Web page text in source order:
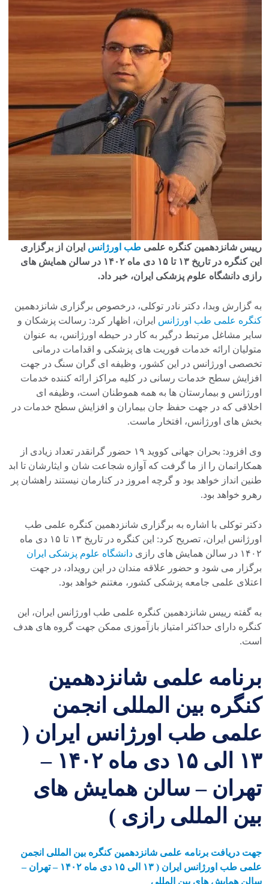
رییس شانزدهمین کنگره علمی طب اورژانس ایران از برگزاری
این کنگره در تاریخ ۱۳ تا ۱۵ دی ماه ۱۴۰۲ در سالن همایش های
رازی دانشگاه علوم پزشکی ایران، خبر داد.
به گزارش وبدا، دکتر نادر توکلی، درخصوص برگزاری شانزدهمین
کنگره علمی طب اورژانس ایران، اظهار کرد: رسالت پزشکان و
سایر مشاغل مرتبط درگیر به کار در حیطه اورژانس، به عنوان
متولیان ارائه خدمات فوریت های پزشکی و اقدامات درمانی
تخصصی اورژانس در این کشور، وظیفه ای گران سنگ در جهت
افزایش سطح خدمات رسانی در کلیه مراکز ارائه کننده خدمات
اورژانس و بیمارستان ها به همه هموطنان است، وظیفه ای
اخلاقی که در جهت حفظ جان بیماران و افزایش سطح خدمات در
بخش های اورژانس، افتخار ماست.
وی افزود: بحران جهانی کووید ۱۹ حضور گرانقدر تعداد زیادی از
همکارانمان را از ما گرفت که آوازه شجاعت شان و ایثارشان تا ابد
طنین انداز خواهد بود و گرچه امروز در کنارمان نیستند راهشان پر
رهرو خواهد بود.
دکتر توکلی با اشاره به برگزاری شانزدهمین کنگره علمی طب
اورژانس ایران، تصریح کرد: این کنگره در تاریخ ۱۳ تا ۱۵ دی ماه
۱۴۰۲ در سالن همایش های رازی
دانشگاه علوم پزشکی ایران
برگزار می شود و حضور علاقه مندان در این رویداد، در جهت
اعتلای علمی جامعه پزشکی کشور، مغتنم خواهد بود.
به گفته رییس شانزدهمین کنگره علمی طب اورژانس ایران، این
کنگره دارای حداکثر امتیاز بازآموزی ممکن جهت گروه های هدف
است.
برنامه علمی شانزدهمین
کنگره بین المللی انجمن
علمی طب اورژانس ایران (
۱۳ الی ۱۵ دی ماه ۱۴۰۲ –
تهران – سالن همایش های
بین المللی رازی )
جهت دریافت برنامه علمی شانزدهمین کنگره بین المللی انجمن
علمی طب اورژانس ایران ( ۱۳ الی ۱۵ دی ماه ۱۴۰۲ – تهران –
سالن همایش های بین المللی